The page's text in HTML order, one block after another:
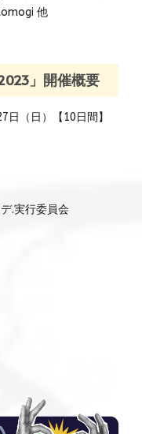
他
」開催概要
（日）【10日間】
.実行委員会